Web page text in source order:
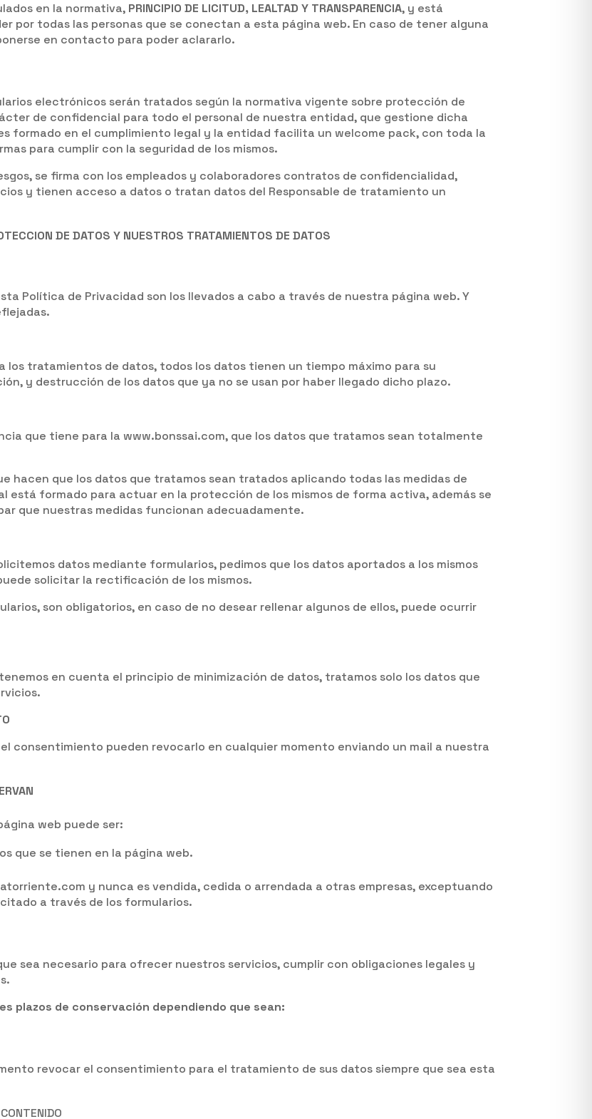
en la normativa, PRINCIPIO DE LICITUD, LEALTAD Y TRANSPARENCIA, y está
por todas las personas que se conectan a esta página web. En caso de tener alguna
en contacto para poder aclararlo.
electrónicos serán tratados según la normativa vigente sobre protección de
de confidencial para todo el personal de nuestra entidad, que gestione dicha
formado en el cumplimiento legal y la entidad facilita un welcome pack, con toda la
para cumplir con la seguridad de los mismos.
se firma con los empleados y colaboradores contratos de confidencialidad,
y tienen acceso a datos o tratan datos del Responsable de tratamiento un
DE DATOS Y NUESTROS TRATAMIENTOS DE DATOS
Política de Privacidad son los llevados a cabo a través de nuestra página web. Y
los tratamientos de datos, todos los datos tienen un tiempo máximo para su
y destrucción de los datos que ya no se usan por haber llegado dicho plazo.
que tiene para la www.bonssai.com, que los datos que tratamos sean totalmente
hacen que los datos que tratamos sean tratados aplicando todas las medidas de
está formado para actuar en la protección de los mismos de forma activa, además se
que nuestras medidas funcionan adecuadamente.
datos mediante formularios, pedimos que los datos aportados a los mismos
solicitar la rectificación de los mismos.
son obligatorios, en caso de no desear rellenar algunos de ellos, puede ocurrir
en cuenta el principio de minimización de datos, tratamos solo los datos que
consentimiento pueden revocarlo en cualquier momento enviando un mail a nuestra
web puede ser:
que se tienen en la página web.
y nunca es vendida, cedida o arrendada a otras empresas, exceptuando
a través de los formularios.
sea necesario para ofrecer nuestros servicios, cumplir con obligaciones legales y
plazos de conservación dependiendo que sean:
revocar el consentimiento para el tratamiento de sus datos siempre que sea esta